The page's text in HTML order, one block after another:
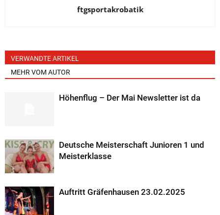
ftgsportakrobatik
VERWANDTE ARTIKEL
MEHR VOM AUTOR
Höhenflug – Der Mai Newsletter ist da
Deutsche Meisterschaft Junioren 1 und
Meisterklasse
Auftritt Gräfenhausen 23.02.2025